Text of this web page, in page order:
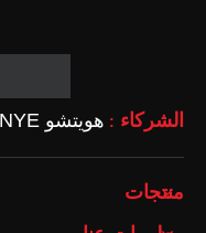
الشركاء : هويتشو NYE التكنولوجيا المحدودة
منتجات